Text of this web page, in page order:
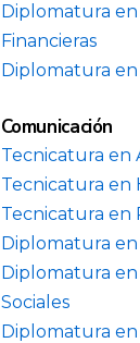
Diplomatura
Financieras
Diplomatura
Comunicación
Tecnicatura en
Tecnicatura en
Tecnicatura en
Diplomatura
Diplomatura en
Sociales
Diplomatura